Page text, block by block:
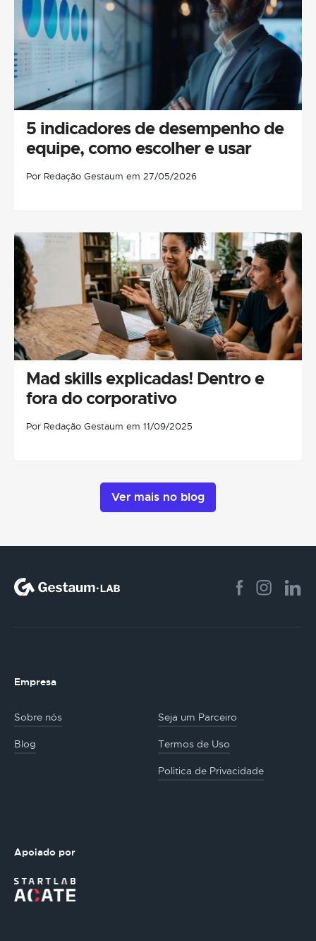
5 indicadores de desempenho de
equipe, como escolher e usar
Por Redação Gestaum em 27/05/2026
Mad skills explicadas! Dentro e
fora do corporativo
Por Redação Gestaum em 11/09/2025
Ver mais no blog
Empresa
Sobre nós Seja um Parceiro
Blog Termos de Uso
Politica de Privacidade
Apoiado por